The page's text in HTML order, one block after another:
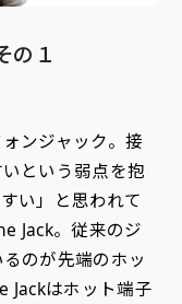
の１
ンジャック。接
という弱点を抱
い」と思われて
Jack。従来のジ
のが先端のホッ
Jackはホット端子